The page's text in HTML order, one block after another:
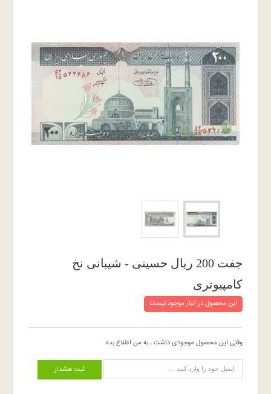
جفت 200 ریال حسینی - شیبانی نخ
کامپیوتری
این محصول در انبار موجود نیست
وقتی این محصول موجودی داشت ، به من اطلاع بده
ثبت هشدار